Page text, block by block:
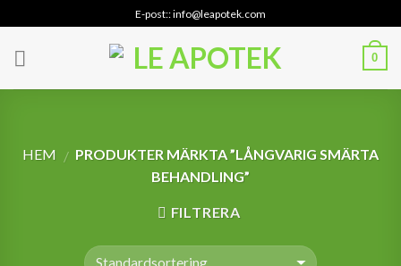
to
content
E-post:: info@leapotek.com
0
HEM / PRODUKTER MÄRKTA ”LÅNGVARIG SMÄRTA
BEHANDLING”
FILTRERA